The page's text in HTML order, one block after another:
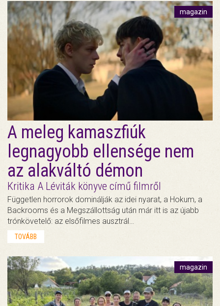
magazin
A meleg kamaszfiúk
legnagyobb ellensége nem
az alakváltó démon
Kritika A Léviták könyve című filmről
Független horrorok dominálják az idei nyarat, a Hokum, a
Backrooms és a Megszállottság után már itt is az újabb
trónkövetelő: az elsőfilmes ausztrál…
TOVÁBB
magazin